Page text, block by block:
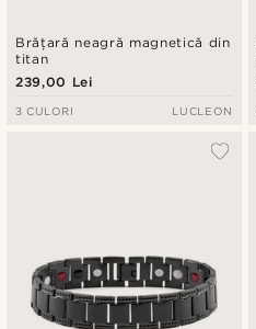
Brățară neagră magnetică din
titan
239,00 Lei
3 CULORI LUCLEON